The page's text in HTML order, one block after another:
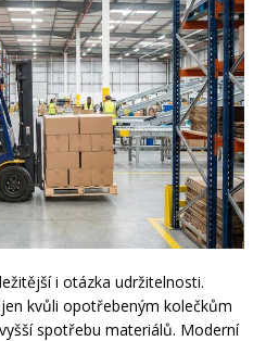
i otázka udržitelnosti.
kvůli opotřebeným kolečkům
spotřebu materiálů. Moderní